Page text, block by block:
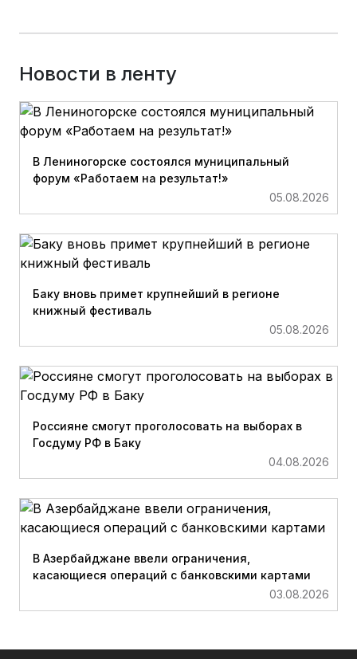
Новости в ленту
В Лениногорске состоялся муниципальный
форум «Работаем на результат!»
05.08.2026
Баку вновь примет крупнейший в регионе
книжный фестиваль
05.08.2026
Россияне смогут проголосовать на выборах в
Госдуму РФ в Баку
04.08.2026
В Азербайджане ввели ограничения,
касающиеся операций с банковскими картами
03.08.2026